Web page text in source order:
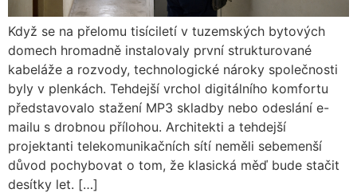
Když se na přelomu tisíciletí v tuzemských bytových
domech hromadně instalovaly první strukturované
kabeláže a rozvody, technologické nároky společnosti
byly v plenkách. Tehdejší vrchol digitálního komfortu
představovalo stažení MP3 skladby nebo odeslání e-
mailu s drobnou přílohou. Architekti a tehdejší
projektanti telekomunikačních sítí neměli sebemenší
důvod pochybovat o tom, že klasická měď bude stačit
desítky let. […]